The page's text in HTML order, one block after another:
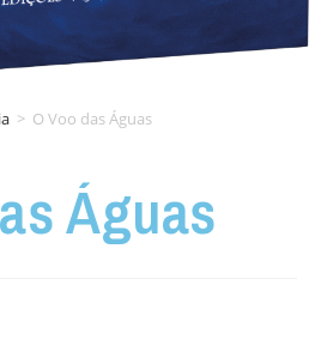
> O Voo das Águas
Águas